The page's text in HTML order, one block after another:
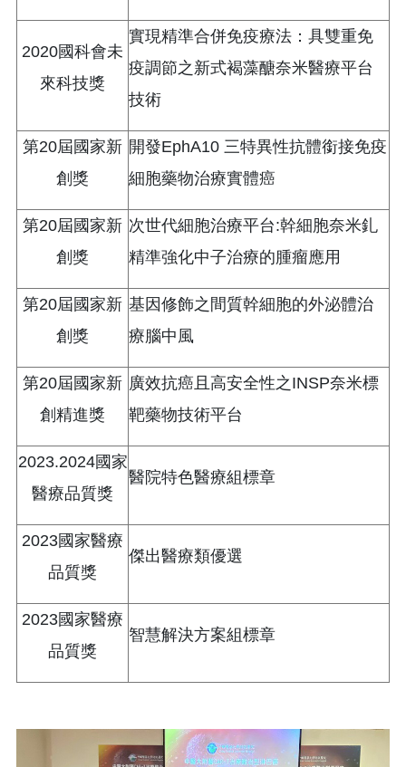
2020國科會未
來科技獎
實現精準合併免疫療法：具雙重免
疫調節之新式褐藻醣奈米醫療平台
技術
第20屆國家新
創獎
開發EphA10 三特異性抗體銜接免疫
細胞藥物治療實體癌
第20屆國家新
創獎
次世代細胞治療平台:幹細胞奈米釓
精準強化中子治療的腫瘤應用
第20屆國家新
創獎
基因修飾之間質幹細胞的外泌體治
療腦中風
第20屆國家新
創精進獎
廣效抗癌且高安全性之INSP奈米標
靶藥物技術平台
2023.2024國家
醫療品質獎
醫院特色醫療組標章
2023國家醫療
品質獎
傑出醫療類優選
2023國家醫療
品質獎
智慧解決方案組標章